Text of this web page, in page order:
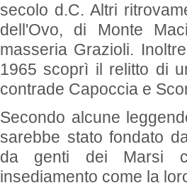
secolo d.C. Altri
dell'Ovo, di Monte
masseria Grazioli.
1965 scoprì il relitto di
contrade Capoccia e
Secondo alcune
sarebbe stato fondato
da genti dei Marsi
insediamento come la